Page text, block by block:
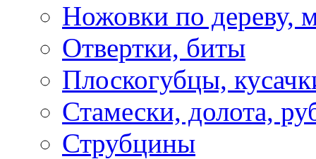
Ножовки по дереву,
Отвертки, биты
Плоскогубцы,
Стамески, долота,
Струбцины